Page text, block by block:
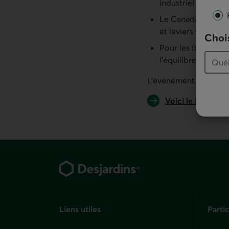
industriel et
Le Canada
et leviers sur le
Pour les finances
l’équilibre
L’événement se
Voici le lien
Liens utiles